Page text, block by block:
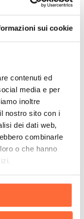
sui cookie
contenuti ed
media e per
inoltre
nostro sito con i
dei dati web,
combinarle
o che hanno